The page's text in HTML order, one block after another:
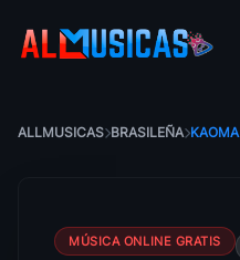
ALLMUSICAS BRASILEÑA KAOMA
MÚSICA ONLINE GRATIS